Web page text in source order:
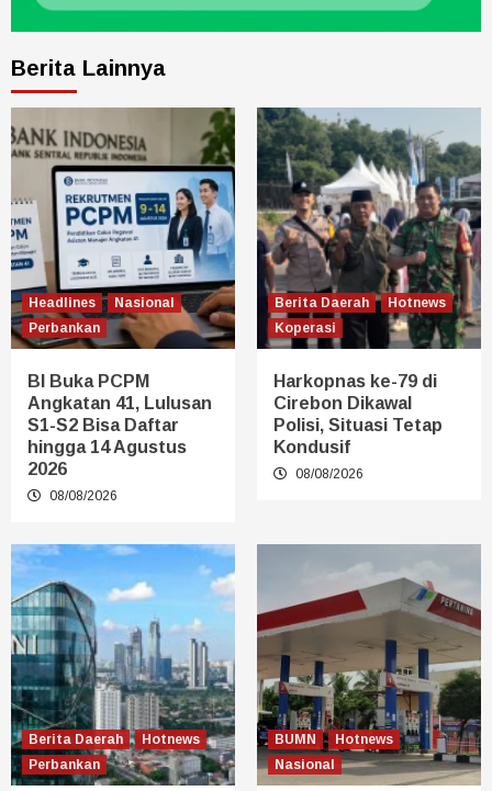
Berita Lainnya
Headlines
Nasional
Perbankan
BI Buka PCPM
Angkatan 41, Lulusan
S1-S2 Bisa Daftar
hingga 14 Agustus
2026
08/08/2026
Berita Daerah
Hotnews
Koperasi
Harkopnas ke-79 di
Cirebon Dikawal
Polisi, Situasi Tetap
Kondusif
08/08/2026
Berita Daerah
Hotnews
Perbankan
BUMN
Hotnews
Nasional